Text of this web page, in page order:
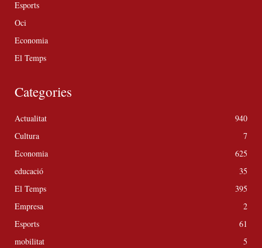
Esports
Oci
Economia
El Temps
Categories
Actualitat
940
Cultura
7
Economia
625
educació
35
El Temps
395
Empresa
2
Esports
61
mobilitat
5